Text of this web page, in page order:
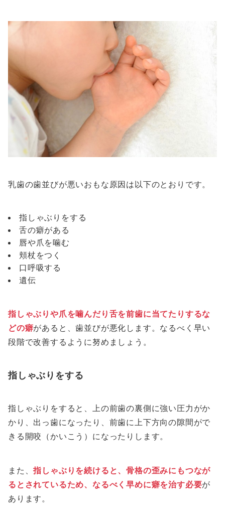
乳歯の歯並びが悪いおもな原因は以下のとおりです。
指しゃぶりをする
舌の癖がある
唇や爪を噛む
頬杖をつく
口呼吸する
遺伝
指しゃぶりや爪を噛んだり舌を前歯に当てたりするな
どの癖があると、歯並びが悪化します。なるべく早い
段階で改善するように努めましょう。
指しゃぶりをする
指しゃぶりをすると、上の前歯の裏側に強い圧力がか
かり、出っ歯になったり、前歯に上下方向の隙間がで
きる開咬（かいこう）になったりします。
また、指しゃぶりを続けると、骨格の歪みにもつなが
るとされているため、なるべく早めに癖を治す必要が
あります。